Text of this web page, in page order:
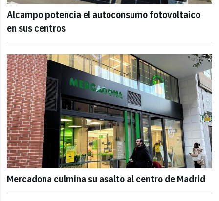
Alcampo potencia el autoconsumo fotovoltaico
en sus centros
Mercadona culmina su asalto al centro de Madrid